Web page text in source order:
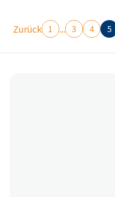
Zurück 1 ... 3 4 5